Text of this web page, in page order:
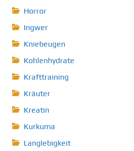
Horror
Ingwer
Kniebeugen
Kohlenhydrate
Krafttraining
Kräuter
Kreatin
Kurkuma
Langlebigkeit